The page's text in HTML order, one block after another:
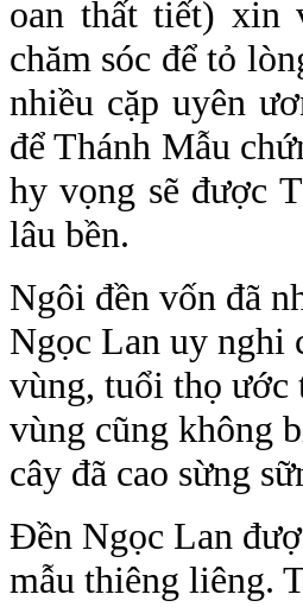
oan thất tiết) xin
chăm sóc để tỏ
nhiều cặp uyên
để Thánh Mẫu
hy vọng sẽ được
lâu bền.
Ngôi đền vốn đã
Ngọc Lan uy nghi
vùng, tuổi thọ ước
vùng cũng không
cây đã cao sừng
Đền Ngọc Lan
mẫu thiêng liêng.